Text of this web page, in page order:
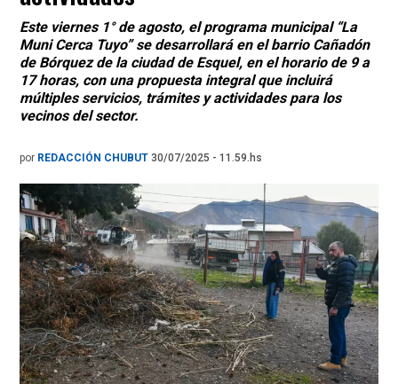
Este viernes 1° de agosto, el programa municipal “La
Muni Cerca Tuyo” se desarrollará en el barrio Cañadón
de Bórquez de la ciudad de Esquel, en el horario de 9 a
17 horas, con una propuesta integral que incluirá
múltiples servicios, trámites y actividades para los
vecinos del sector.
por REDACCIÓN CHUBUT 30/07/2025 - 11.59.hs